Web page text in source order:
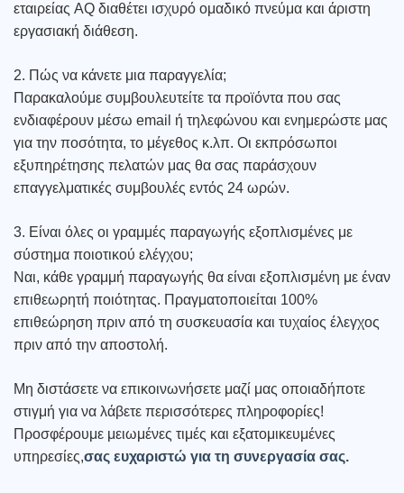
εταιρείας AQ διαθέτει ισχυρό ομαδικό πνεύμα και άριστη
εργασιακή διάθεση.
2. Πώς να κάνετε μια παραγγελία;
Παρακαλούμε συμβουλευτείτε τα προϊόντα που σας
ενδιαφέρουν μέσω email ή τηλεφώνου και ενημερώστε μας
για την ποσότητα, το μέγεθος κ.λπ. Οι εκπρόσωποι
εξυπηρέτησης πελατών μας θα σας παράσχουν
επαγγελματικές συμβουλές εντός 24 ωρών.
3. Είναι όλες οι γραμμές παραγωγής εξοπλισμένες με
σύστημα ποιοτικού ελέγχου;
Ναι, κάθε γραμμή παραγωγής θα είναι εξοπλισμένη με έναν
επιθεωρητή ποιότητας. Πραγματοποιείται 100%
επιθεώρηση πριν από τη συσκευασία και τυχαίος έλεγχος
πριν από την αποστολή.
Μη διστάσετε να επικοινωνήσετε μαζί μας οποιαδήποτε
στιγμή για να λάβετε περισσότερες πληροφορίες!
Προσφέρουμε μειωμένες τιμές και εξατομικευμένες
υπηρεσίες,σας ευχαριστώ για τη συνεργασία σας.